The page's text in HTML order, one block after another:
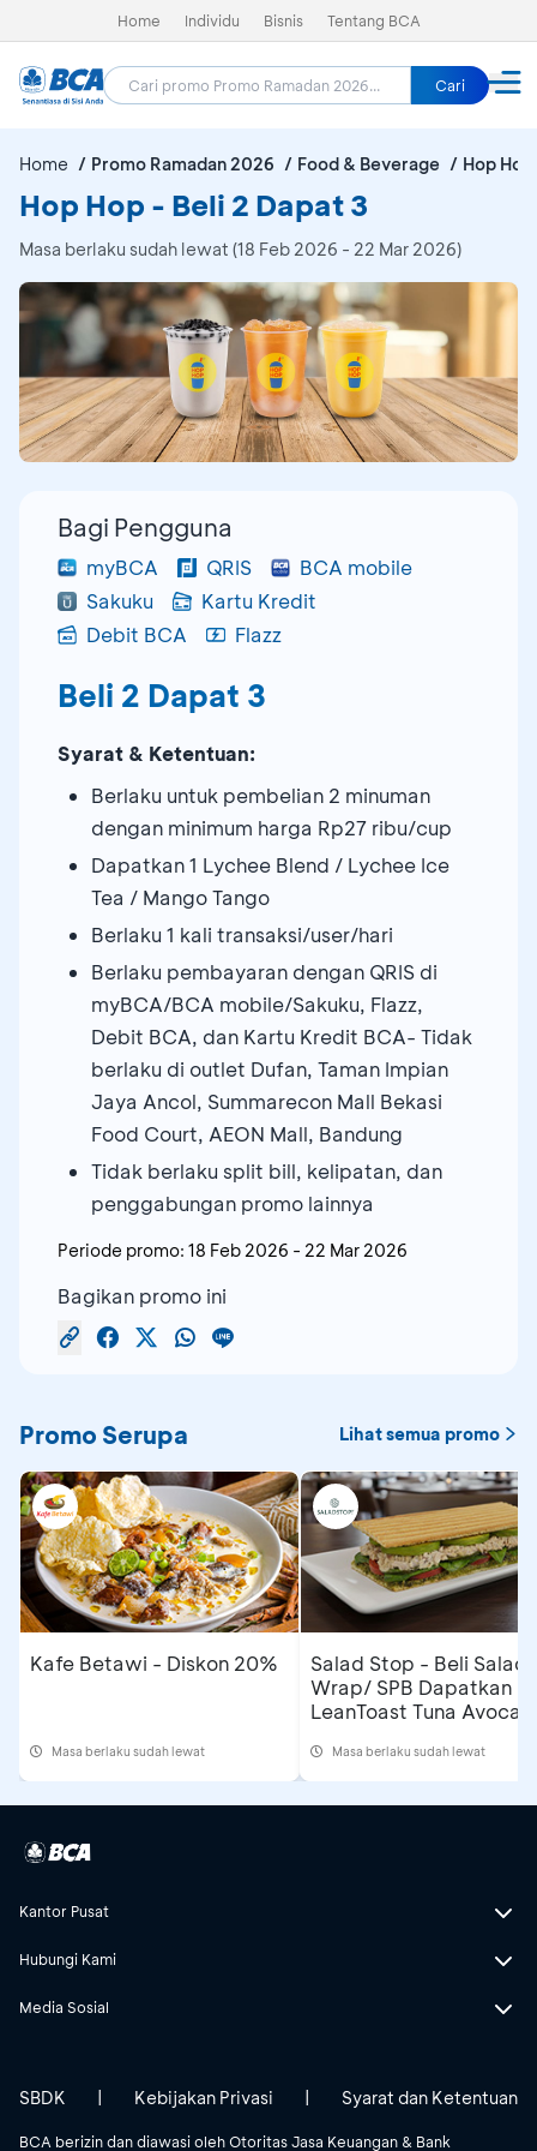
Home Individu Bisnis Tentang BCA
Cari
Home Promo Ramadan 2026 Food & Beverage Hop Hop
Hop Hop - Beli 2 Dapat 3
Masa berlaku sudah lewat (18 Feb 2026 - 22 Mar 2026)
Bagi Pengguna
myBCA QRIS
BCA mobile
Sakuku
Kartu Kredit
Debit BCA
Flazz
Beli 2 Dapat 3
Syarat & Ketentuan:
Berlaku untuk pembelian 2 minuman
dengan minimum harga Rp27 ribu/cup
Dapatkan 1 Lychee Blend / Lychee Ice
Tea / Mango Tango
Berlaku 1 kali transaksi/user/hari
Berlaku pembayaran dengan QRIS di
myBCA/BCA mobile/Sakuku, Flazz,
Debit BCA, dan Kartu Kredit BCA- Tidak
berlaku di outlet Dufan, Taman Impian
Jaya Ancol, Summarecon Mall Bekasi
Food Court, AEON Mall, Bandung
Tidak berlaku split bill, kelipatan, dan
penggabungan promo lainnya
Periode promo: 18 Feb 2026 - 22 Mar 2026
Bagikan promo ini
Promo Serupa Lihat semua promo
Kafe Betawi - Diskon 20%
Masa berlaku sudah lewat
Salad Stop - Beli Salad/
Wrap/ SPB Dapatkan
LeanToast Tuna
Masa berlaku sudah lewat
Kantor Pusat
Hubungi Kami
Media Sosial
BCA berizin dan diawasi oleh Otoritas Jasa Keuangan & Bank
SBDK | Kebijakan Privasi | Syarat dan Ketentuan